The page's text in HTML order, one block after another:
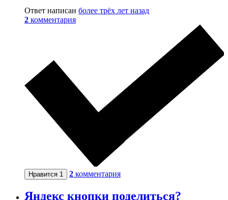
Ответ написан более трёх лет назад
2 комментария
Нравится 1 2 комментария
Яндекс кнопки поделиться?